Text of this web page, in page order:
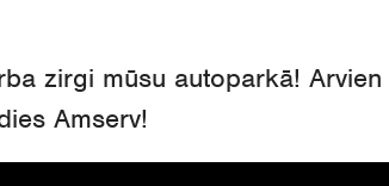
zirgi mūsu autoparkā! Arvien
Amserv!